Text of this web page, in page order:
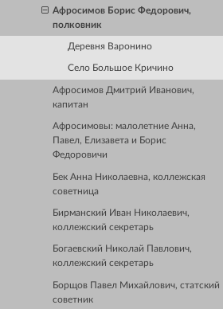
Афросимов Борис Федорович,
полковник
Деревня Варонино
Село Большое Кричино
Афросимов Дмитрий Иванович,
капитан
Афросимовы: малолетние Анна,
Павел, Елизавета и Борис
Федоровичи
Бек Анна Николаевна, коллежская
советница
Бирманский Иван Николаевич,
коллежский секретарь
Богаевский Николай Павлович,
коллежский секретарь
Борщов Павел Михайлович, статский
советник